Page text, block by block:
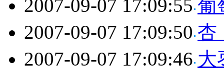
2007-09-07 17:09:55 葡
2007-09-07 17:09:50 杏
2007-09-07 17:09:46 大